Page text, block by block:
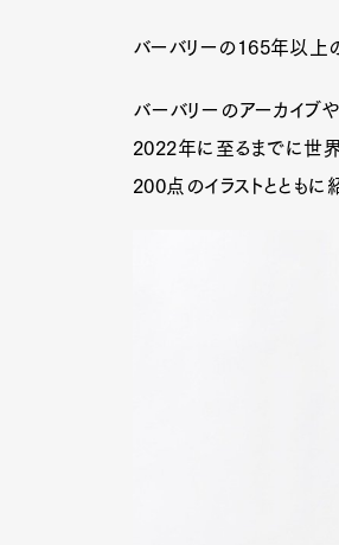
バーバリーの165年以上
バーバリーのアーカイ
2022年に至るまでに世
200点のイラストとともに